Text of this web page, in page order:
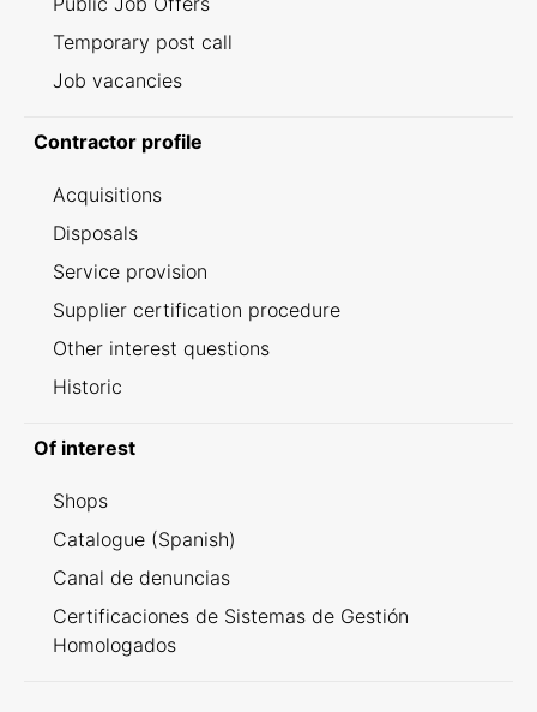
Temporary post call
Job vacancies
Contractor profile
Acquisitions
Disposals
Service provision
Supplier certification procedure
Other interest questions
Historic
Of interest
Shops
Catalogue (Spanish)
Canal de denuncias
Certificaciones de Sistemas de Gestión
Homologados